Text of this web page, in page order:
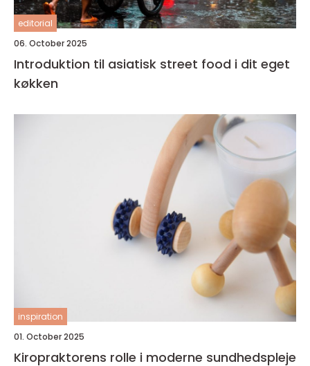
editorial
06. October 2025
Introduktion til asiatisk street food i dit eget
køkken
inspiration
01. October 2025
Kiropraktorens rolle i moderne sundhedspleje